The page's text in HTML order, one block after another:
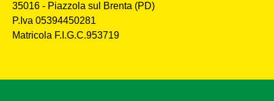
35016 - Piazzola sul Brenta (PD)
P.Iva 05394450281
Matricola F.I.G.C.953719